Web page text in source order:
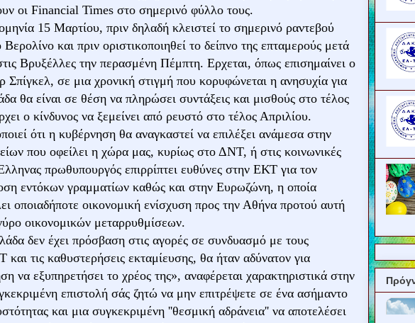
οι Financial Times στο σημερινό φύλλο τους.
15 Μαρτίου, πριν δηλαδή κλειστεί το σημερινό ραντεβού
και πριν οριστικοποιηθεί το δείπνο της επταμερούς μετά
Βρυξέλλες την περασμένη Πέμπτη. Ερχεται, όπως επισημαίνει ο
Σπίγκελ, σε μια χρονική στιγμή που κορυφώνεται η ανησυχία για
θα είναι σε θέση να πληρώσει συντάξεις και μισθούς στο τέλος
ο κίνδυνος να ξεμείνει από ρευστό στο τέλος Απριλίου.
ότι η κυβέρνηση θα αναγκαστεί να επιλέξει ανάμεσα στην
που οφείλει η χώρα μας, κυρίως στο ΔΝΤ, ή στις κοινωνικές
πρωθυπουργός επιρρίπτει ευθύνες στην ΕΚΤ για τον
εντόκων γραμματίων καθώς και στην Ευρωζώνη, η οποία
οποιαδήποτε οικονομική ενίσχυση προς την Αθήνα προτού αυτή
οικονομικών μεταρρυθμίσεων.
δεν έχει πρόσβαση στις αγορές σε συνδυασμό με τους
και τις καθυστερήσεις εκταμίευσης, θα ήταν αδύνατον για
να εξυπηρετήσει το χρέος της», αναφέρεται χαρακτηριστικά στην
επιστολή σάς ζητώ να μην επιτρέψετε σε ένα ασήμαντο
και μια συγκεκριμένη ''θεσμική αδράνεια'' να αποτελέσει